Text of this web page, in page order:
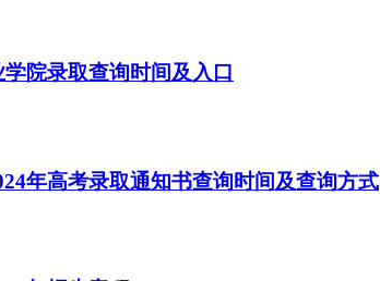
院录取查询时间及入口
年高考录取通知书查询时间及查询方式